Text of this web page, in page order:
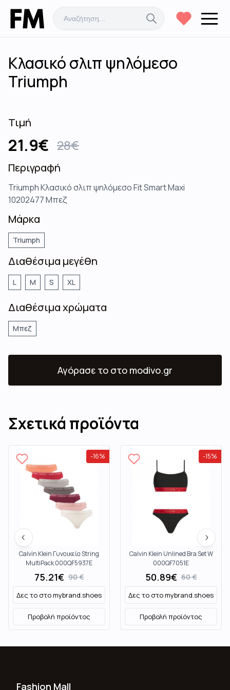
Κλασικό σλιπ ψηλόμεσο
Triumph
Τιμή
21.9€ 28€
Περιγραφή
Triumph Κλασικό σλιπ ψηλόμεσο Fit Smart Maxi
10202477 Μπεζ
Μάρκα
Triumph
Διαθέσιμα μεγέθη
L M S XL
Διαθέσιμα χρώματα
Μπεζ
Αγόρασε το στο modivo.gr
Σχετικά προϊόντα
-16%
Calvin Klein Γυναικεία String
MultiPack 000QF5937E
75.21€ 90€
Δες το στοmybrand.shoes
Προβολή προϊόντος
-15%
Calvin Klein Unlined Bra Set W
000QF7051E
50.89€ 60€
Δες το στοmybrand.shoes
Προβολή προϊόντος
Fashion Mall